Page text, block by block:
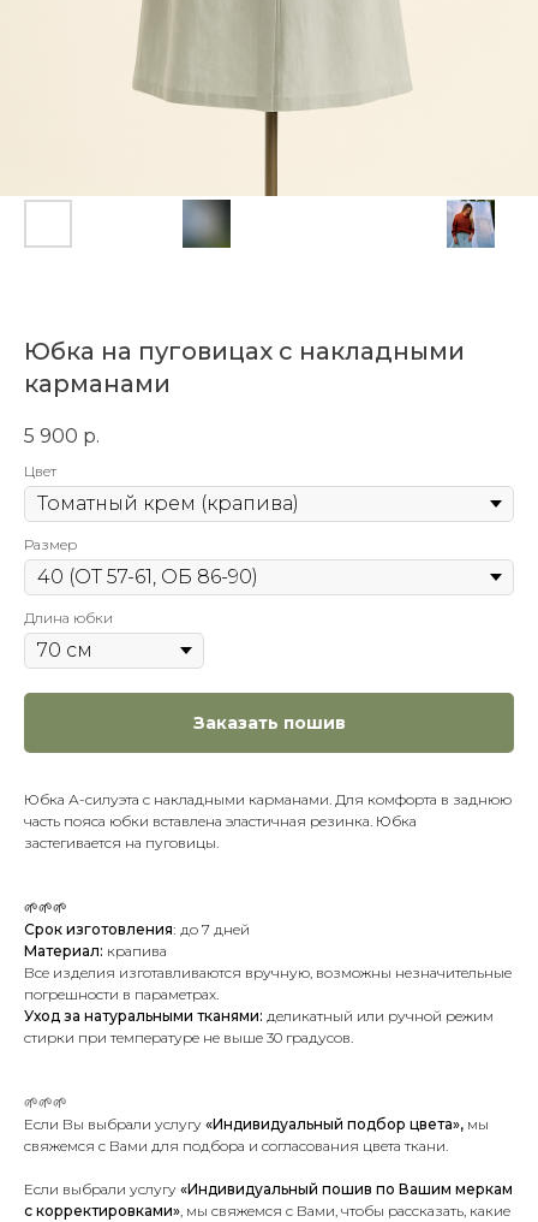
Юбка на пуговицах с накладными
карманами
5 900 р.
Цвет
Размер
Длина юбки
Заказать пошив
Юбка А-силуэта с накладными карманами. Для комфорта в заднюю
часть пояса юбки вставлена эластичная резинка. Юбка
застегивается на пуговицы.
🌱🌱🌱
Срок изготовления: до 7 дней
Материал: крапива
Все изделия изготавливаются вручную, возможны незначительные
погрешности в параметрах.
Уход за натуральными тканями: деликатный или ручной режим
стирки при температуре не выше 30 градусов.
🌱🌱🌱
Если Вы выбрали услугу «Индивидуальный подбор цвета», мы
свяжемся с Вами для подбора и согласования цвета ткани.
Если выбрали услугу «Индивидуальный пошив по Вашим меркам
с корректировками», мы свяжемся с Вами, чтобы рассказать, какие